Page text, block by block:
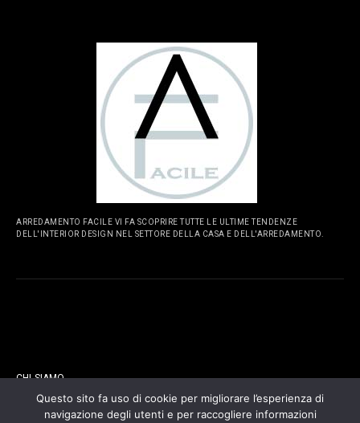
ARREDAMENTO FACILE VI FA SCOPRIRE TUTTE LE ULTIME TENDENZE
DELL'INTERIOR DESIGN NEL SETTORE DELLA CASA E DELL'ARREDAMENTO.
CHI SIAMO
CONTATTI
Questo sito fa uso di cookie per migliorare l’esperienza di
navigazione degli utenti e per raccogliere informazioni